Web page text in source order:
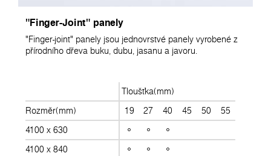
"Finger-Joint" panely
"Finger-joint" panely jsou jednovrstvé panely vyrobené z
přírodního dřeva buku, dubu, jasanu a javoru.
Tloušťka(mm)
Rozměr(mm)
19 27 40 45 50
55
4100 x 630
4100 x 840